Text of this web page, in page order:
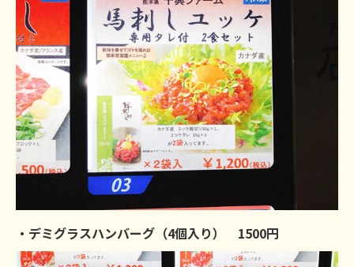
・デミグラスハンバーグ（4個入り） 1500円